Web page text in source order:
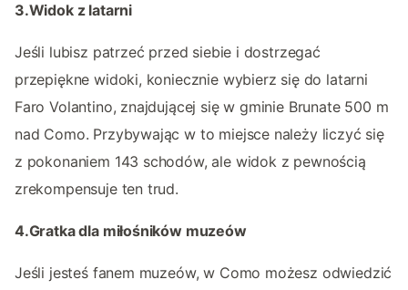
3.Widok z latarni
Jeśli lubisz patrzeć przed siebie i dostrzegać
przepiękne widoki, koniecznie wybierz się do latarni
Faro Volantino, znajdującej się w gminie Brunate 500 m
nad Como. Przybywając w to miejsce należy liczyć się
z pokonaniem 143 schodów, ale widok z pewnością
zrekompensuje ten trud.
4.Gratka dla miłośników muzeów
Jeśli jesteś fanem muzeów, w Como możesz odwiedzić